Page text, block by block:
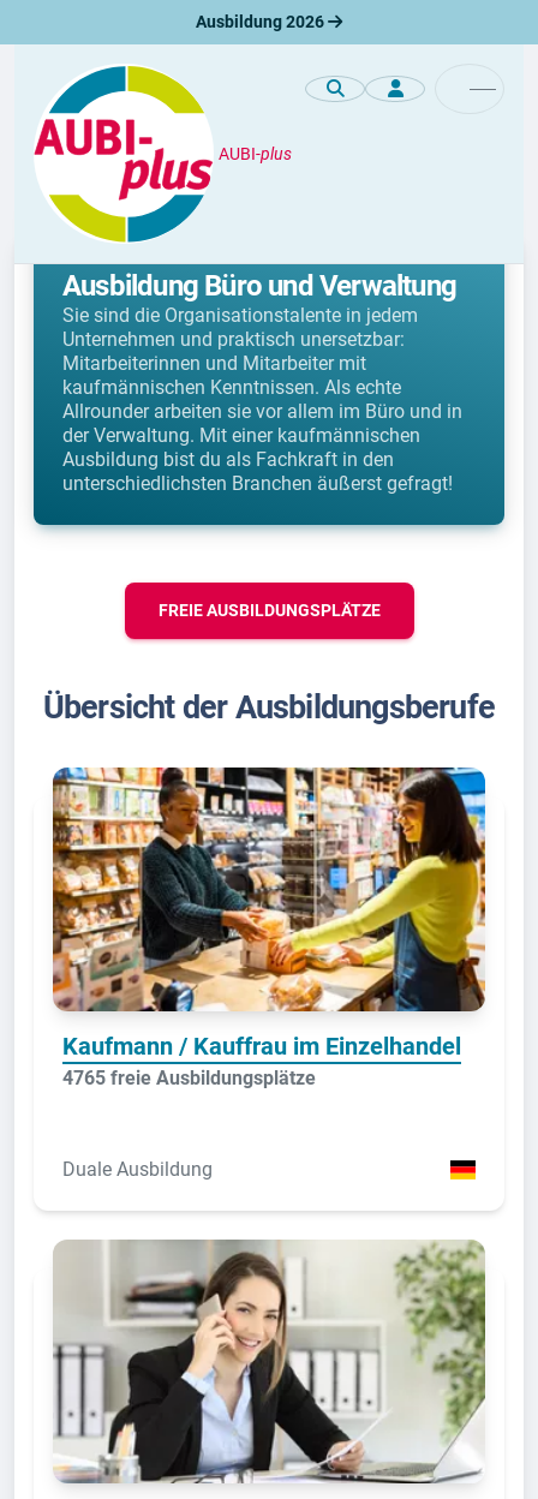
Ausbildung 2026
AUBI-plus
Berufe
Kaufmännische Berufe:
Ausbildung Büro und Verwaltung
Sie sind die Organisationstalente in jedem
Unternehmen und praktisch unersetzbar:
Mitarbeiterinnen und Mitarbeiter mit
kaufmännischen Kenntnissen. Als echte
Allrounder arbeiten sie vor allem im Büro und in
der Verwaltung. Mit einer kaufmännischen
Ausbildung bist du als Fachkraft in den
unterschiedlichsten Branchen äußerst gefragt!
FREIE AUSBILDUNGSPLÄTZE
Übersicht der Ausbildungsberufe
Kaufmann / Kauffrau im Einzelhandel
4765 freie Ausbildungsplätze
Duale Ausbildung